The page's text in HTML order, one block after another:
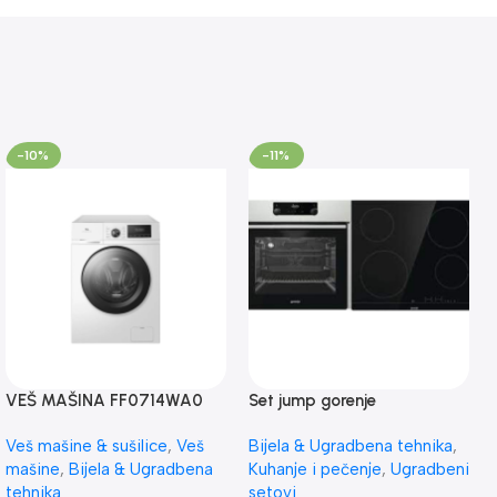
-10%
VEŠ MAŠINA FF0714WA0
Veš mašine & sušilice, Veš
mašine, Bijela & Ugradbena
-11%
Set jump gorenje
Bijela & Ugradbena tehnika,
Kuhanje i pečenje, Ugradbeni